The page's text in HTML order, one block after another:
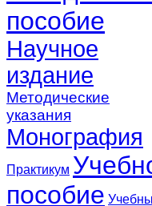
пособие
Научное
издание
Методические
указания
Монография
Практикум
пособие